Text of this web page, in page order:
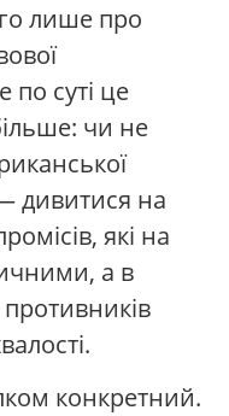
лише про
по суті це
чи не
дивитися на
які на
а в
конкретний.